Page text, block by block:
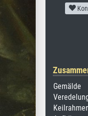
Gemälde